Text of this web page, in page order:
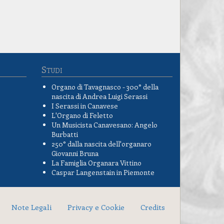
Studi
Organo di Tavagnasco - 300° della
nascita di Andrea Luigi Serassi
I Serassi in Canavese
L'Organo di Feletto
Un Musicista Canavesano: Angelo
Burbatti
250° dalla nascita dell'organaro
Giovanni Bruna
La Famiglia Organara Vittino
Caspar Langenstain in Piemonte
Note Legali Privacy e Cookie Credits